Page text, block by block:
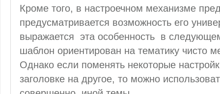
Кроме того, в настроечном механизме
предусматривается возможность его
выражается эта особенность в
шаблон ориентирован на тематику чисто
Однако если поменять некоторые
заголовке на другое, то можно